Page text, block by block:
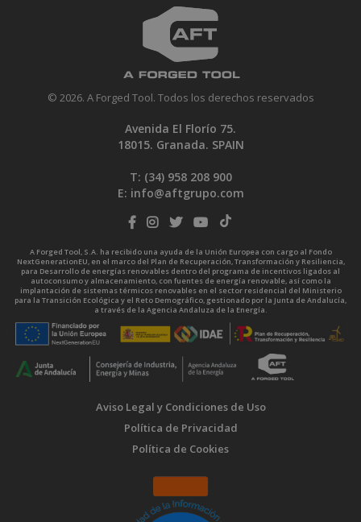
© 2026. A Forged Tool. Todos los derechos reservados
Avenida El Florío 75.
18015. Granada. SPAIN
T: (34) 958 208 900
E: info@aftgrupo.com
A Forged Tool, S.A. ha recibido una ayuda de la Unión Europea con cargo al Fondo
NextGenerationEU, en el marco del Plan de Recuperación, Transformación y Resiliencia,
para Desarrollo de energías renovables dentro del programa de incentivos ligados al
autoconsumo y almacenamiento, con fuentes de energía renovable, así como la
implantación de sistemas térmicos renovables en el sector residencial del Ministerio
para la Transición Ecológica y el Reto Demográfico, gestionado por la Junta de Andalucía,
a través de la Agencia Andaluza de la Energía.
Aviso Legal y Condiciones de Uso
Política de Privacidad
Política de Cookies